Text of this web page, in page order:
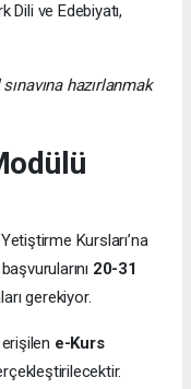
Dili ve Edebiyatı,
hazırlanmak
Kursları’na
20-31
gerekiyor.
e-Kurs